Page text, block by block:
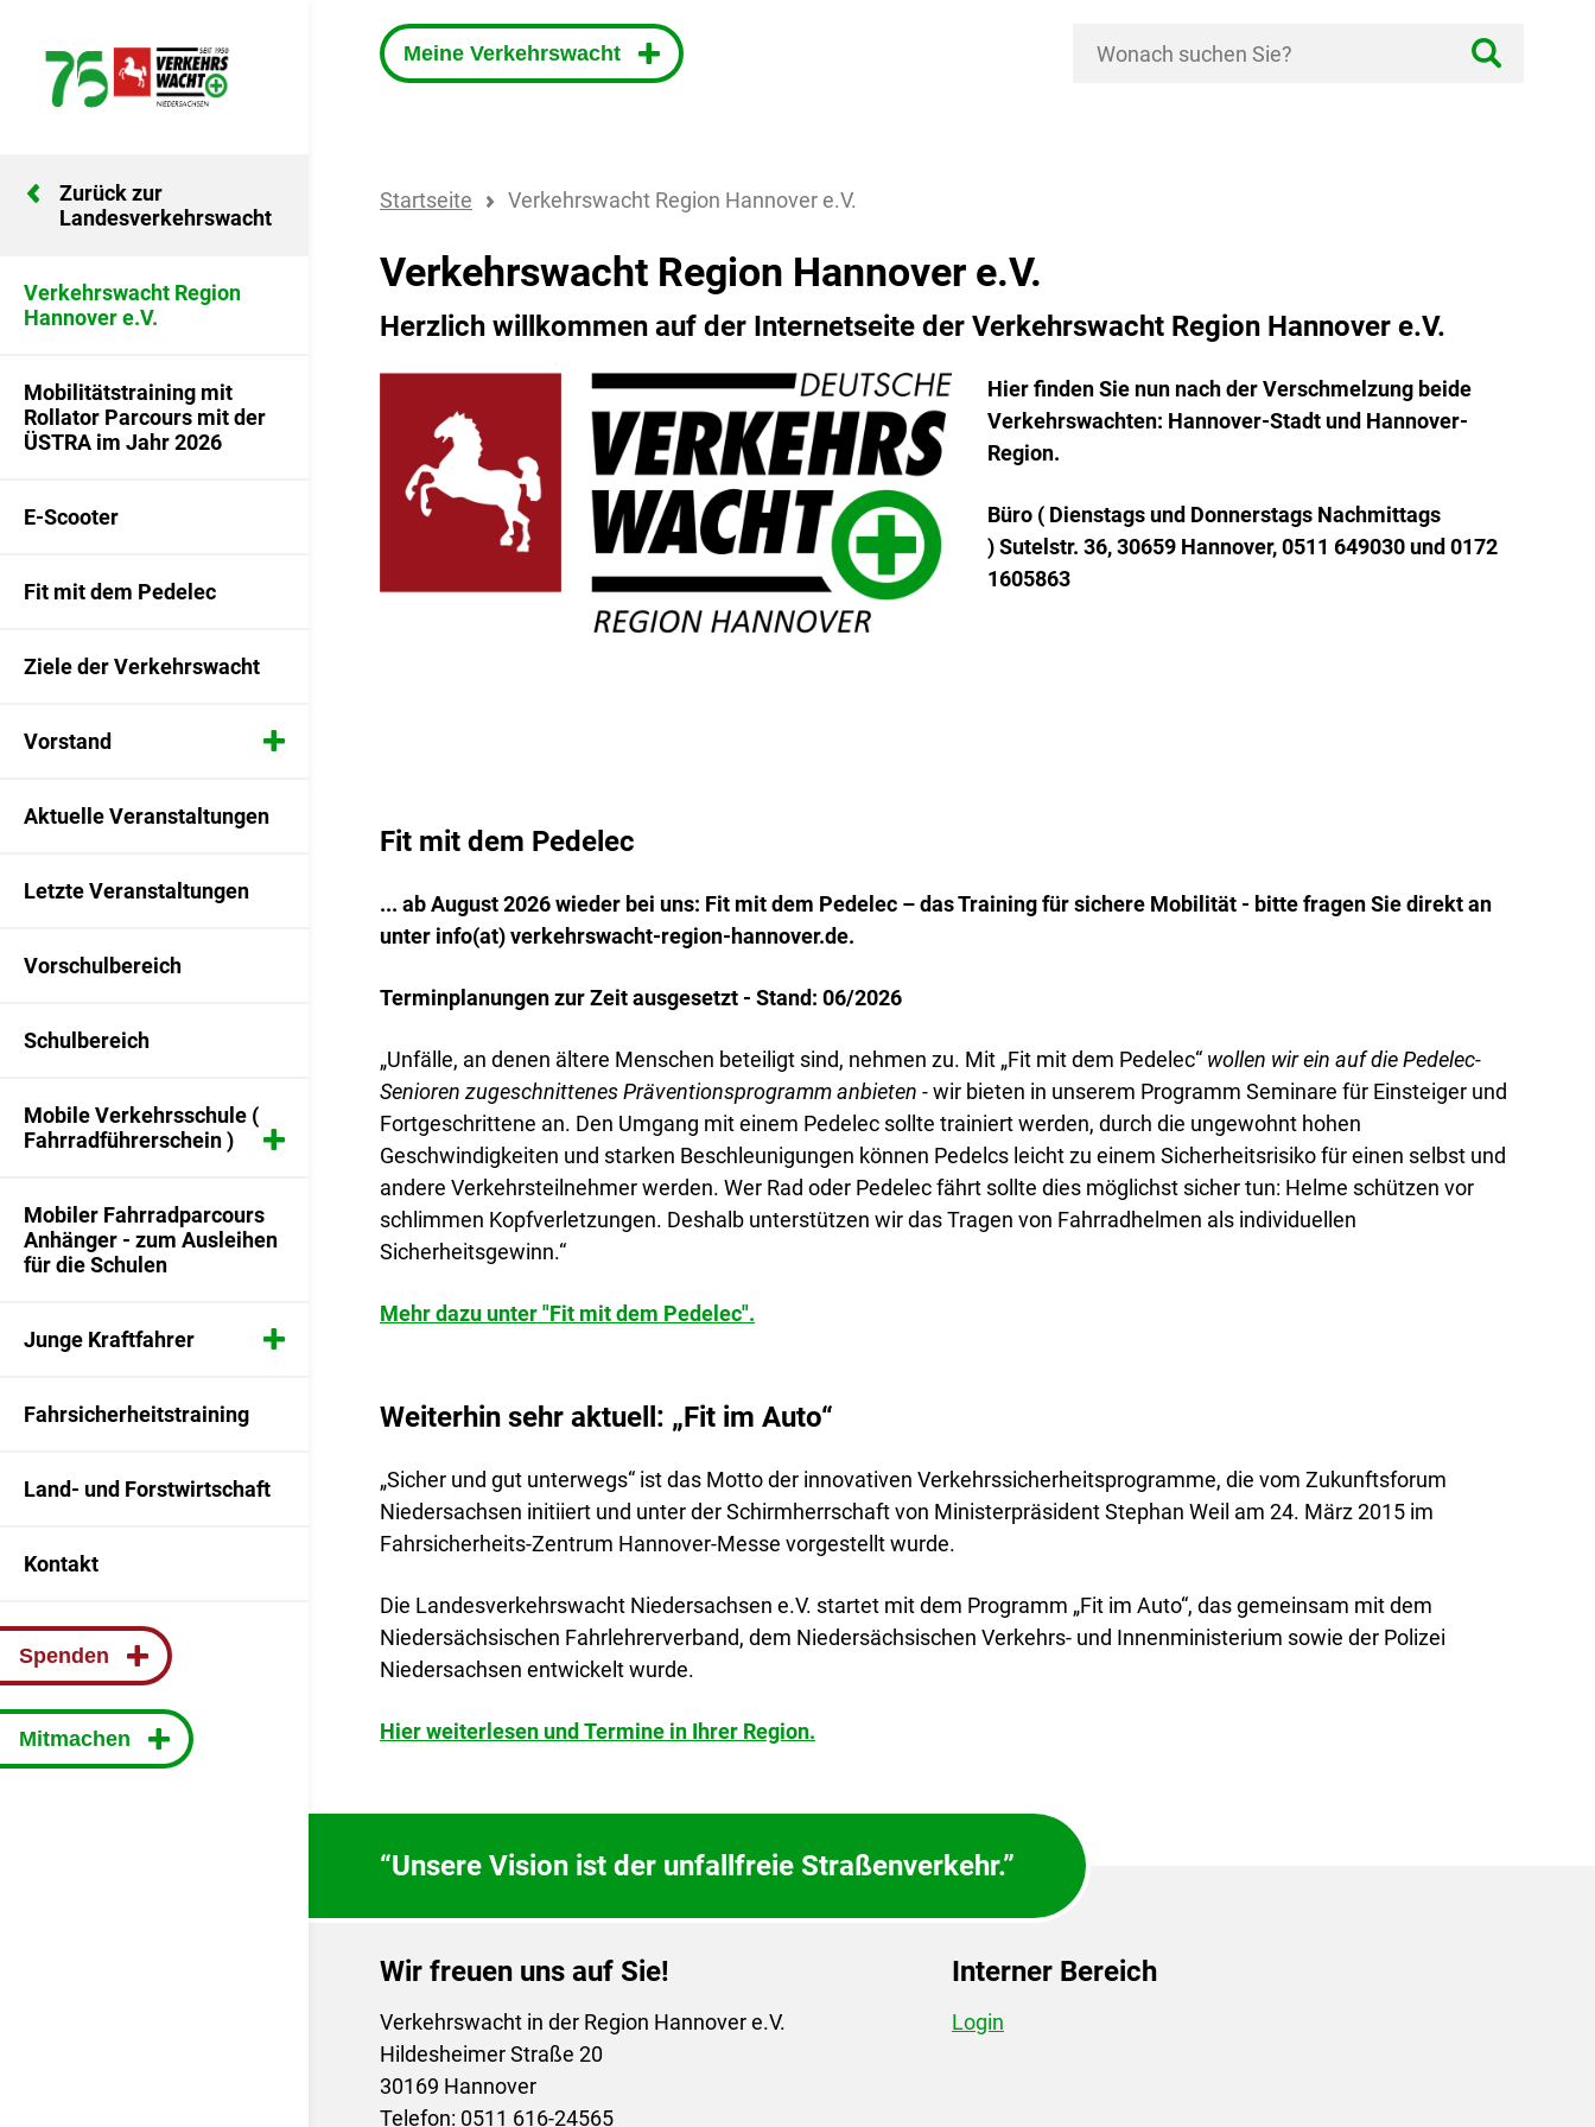
Zurück zur
Landesverkehrswacht
Verkehrswacht Region
Hannover e.V.
Mobilitätstraining mit
Rollator Parcours mit der
ÜSTRA im Jahr 2026
E-Scooter
Fit mit dem Pedelec
Ziele der Verkehrswacht
Vorstand
Vorstandsmitglieder
Aktuelle Veranstaltungen
Letzte Veranstaltungen
Vorschulbereich
Schulbereich
Mobile Verkehrsschule (
Fahrradführerschein )
Ansprechpartner
Die Radfahrprüfung
Ablauf
erst nach den Sommerferien
Mobiler Fahrradparcours
Anhänger - zum Ausleihen
für die Schulen
Junge Kraftfahrer
Ansprechpartner
Fahrsicherheitstraining
Land- und Forstwirtschaft
Kontakt
Spenden
Mitmachen
Meine Verkehrswacht
Startseite Verkehrswacht Region Hannover e.V.
Verkehrswacht Region Hannover e.V.
Herzlich willkommen auf der Internetseite der Verkehrswacht Region Hannover e.V.
Hier finden Sie nun nach der Verschmelzung beide
Verkehrswachten: Hannover-Stadt und Hannover-
Region.
Büro ( Dienstags und Donnerstags Nachmittags
)Sutelstr. 36, 30659 Hannover, 0511 649030 und 0172
1605863
Fit mit dem Pedelec
... ab August 2026 wieder bei uns: Fit mit dem Pedelec – das Training für sichere Mobilität - bitte fragen Sie direkt an
unter info(at) verkehrswacht-region-hannover.de.
Terminplanungen zur Zeit ausgesetzt - Stand: 06/2026
„Unfälle, an denen ältere Menschen beteiligt sind, nehmen zu. Mit „Fit mit dem Pedelec“ wollen wir ein auf die Pedelec-
Senioren zugeschnittenes Präventionsprogramm anbieten -wir bieten in unserem Programm Seminare für Einsteiger und
Fortgeschrittene an. Den Umgang mit einem Pedelec sollte trainiert werden, durch die ungewohnt hohen
Geschwindigkeiten und starken Beschleunigungen können Pedelcs leicht zu einem Sicherheitsrisiko für einen selbst und
andere Verkehrsteilnehmer werden. Wer Rad oder Pedelec fährt sollte dies möglichst sicher tun: Helme schützen vor
schlimmen Kopfverletzungen. Deshalb unterstützen wir das Tragen von Fahrradhelmen als individuellen
Sicherheitsgewinn.“
Mehr dazu unter "Fit mit dem Pedelec".
Weiterhin sehr aktuell: „Fit im Auto“
„Sicher und gut unterwegs“ ist das Motto der innovativen Verkehrssicherheitsprogramme, die vom Zukunftsforum
Niedersachsen initiiert und unter der Schirmherrschaft von Ministerpräsident Stephan Weil am 24. März 2015 im
Fahrsicherheits-Zentrum Hannover-Messe vorgestellt wurde.
Die Landesverkehrswacht Niedersachsen e.V. startet mit dem Programm „Fit im Auto“, das gemeinsam mit dem
Niedersächsischen Fahrlehrerverband, dem Niedersächsischen Verkehrs- und Innenministerium sowie der Polizei
Niedersachsen entwickelt wurde.
Hier weiterlesen und Termine in Ihrer Region.
“Unsere Vision ist der unfallfreie Straßenverkehr.”
Wir freuen uns auf Sie!
Verkehrswacht in der Region Hannover e.V.
Hildesheimer Straße 20
30169 Hannover
Telefon: 0511 616-24565
Interner Bereich
Login